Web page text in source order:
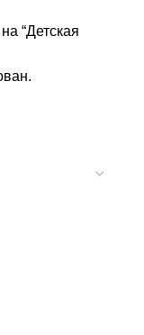
“Детская